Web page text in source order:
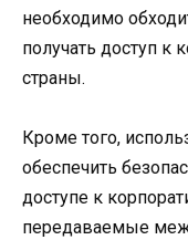
необходимо
получать доступ к
страны.
Кроме того,
обеспечить
доступе к
передаваемые